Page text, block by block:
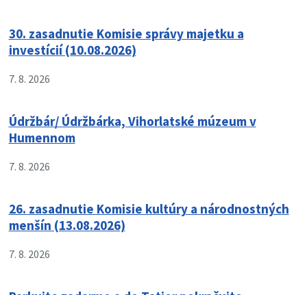
30. zasadnutie Komisie správy majetku a
investícií (10.08.2026)
7. 8. 2026
Údržbár/ Údržbárka, Vihorlatské múzeum v
Humennom
7. 8. 2026
26. zasadnutie Komisie kultúry a národnostných
menšín (13.08.2026)
7. 8. 2026